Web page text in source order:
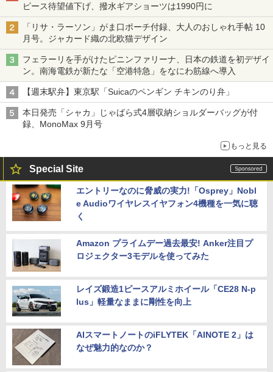
ピース待望値下げ、撥水ギアショーツは1990円に
「リサ・ラーソン」がま口ポーチ付録、大人のおしゃれ手帖 10
月号。ジャカード織の北欧猫デザイン
フェラーリを手がけたピニンファリーナ、日本の鉄道を初デザイ
ン。南海電鉄が新たな「空港特急」をなにわ筋線へ導入
【週末駅弁】東京駅「Suicaのペンギン チキンのり弁」
本日発売「シャカ」じゃばら式4層収納ショルダーバッグが付
録、MonoMax 9月号
もっと見る
Special Site
エントリーなのに脅威の実力!「Osprey」Nobl
e Audioワイヤレスイヤフォン4機種を一気に聴
く
Amazon プライムデー過去最安! Anker注目プ
ロジェクター3モデルを使ってみた
レイズ鍛造1ピースアルミホイール「CE28 N-p
lus」軽量なままに剛性を向上
AIスマートノートのiFLYTEK「AINOTE 2」は
なぜ魅力的なのか？